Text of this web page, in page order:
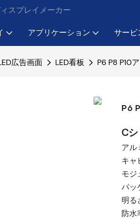
スプレイメーカー
アプリケーション サービ
広告画面 LED看板 P6 P8 P10
P6
C
アル
キ
モジ
パッ
明
防水